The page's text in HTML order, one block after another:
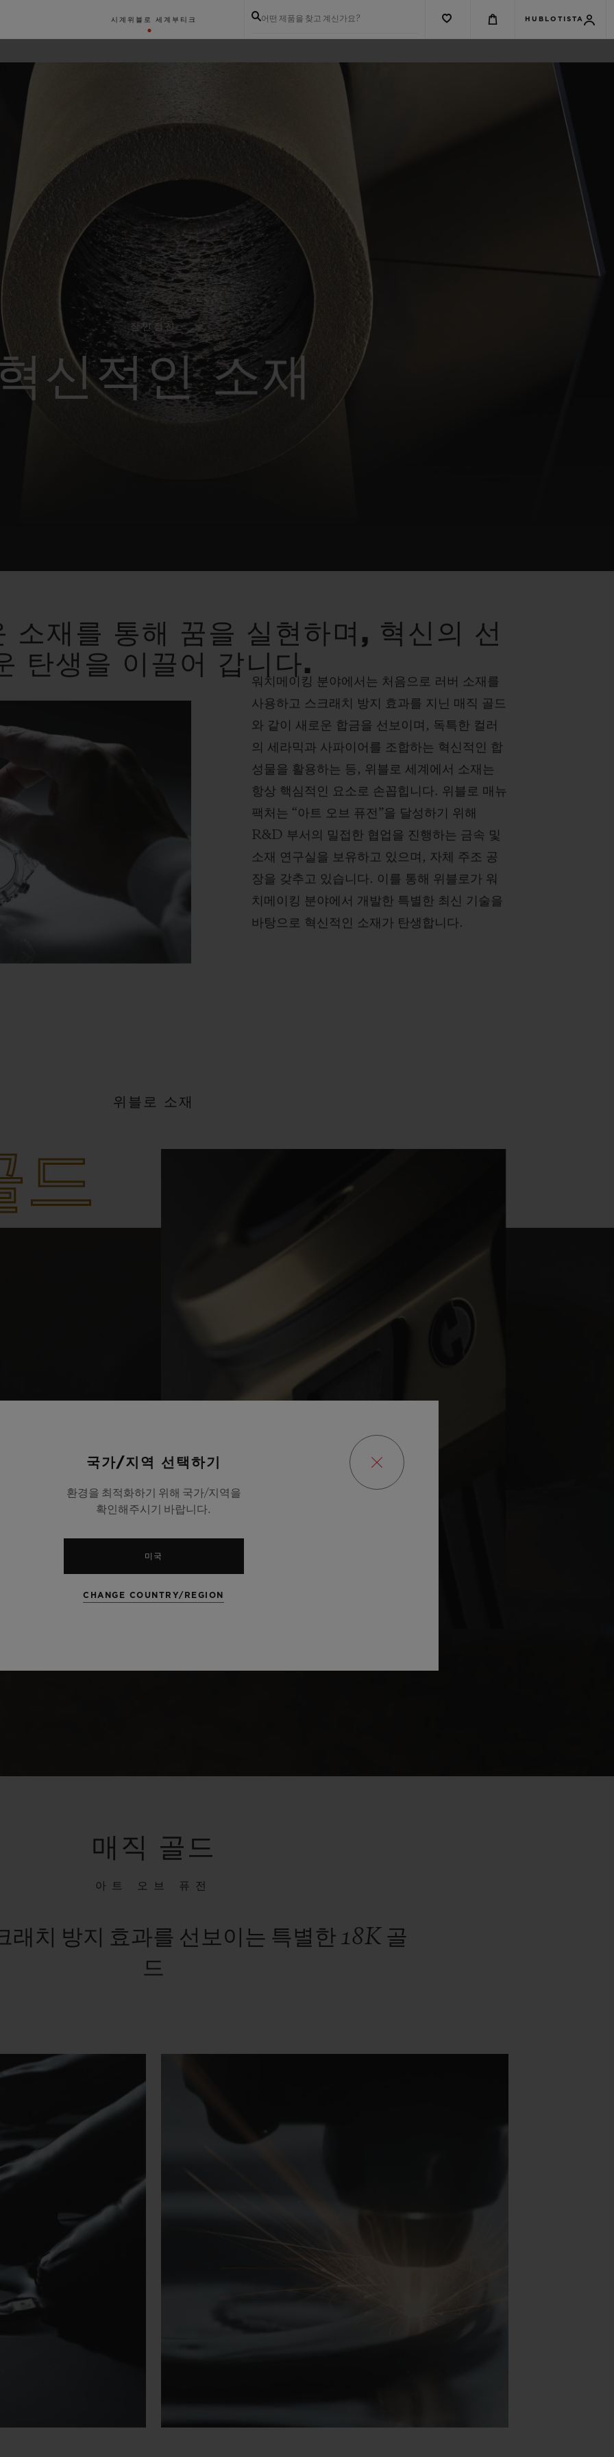
시계 위블로 세계 부티크 어떤 제품을 찾고 계신가요? HUBLOTISTA
장인정신
신적인 소재
소재를 통해 꿈을 실현하며, 혁신의 선
탄생을 이끌어 갑니다.
워치메이킹 분야에서는 처음으로 러버 소재를
사용하고 스크래치 방지 효과를 지닌 매직 골드
와 같이 새로운 합금을 선보이며, 독특한 컬러
의 세라믹과 사파이어를 조합하는 혁신적인 합
성물을 활용하는 등, 위블로 세계에서 소재는
항상 핵심적인 요소로 손꼽힙니다. 위블로 매뉴
팩처는 “아트 오브 퓨전”을 달성하기 위해
R&D 부서의 밀접한 협업을 진행하는 금속 및
소재 연구실을 보유하고 있으며, 자체 주조 공
장을 갖추고 있습니다. 이를 통해 위블로가 워
치메이킹 분야에서 개발한 특별한 최신 기술을
바탕으로 혁신적인 소재가 탄생합니다.
위블로 소재
드
매직 골드
아트 오브 퓨전
래치 방지 효과를 선보이는 특별한 18K 골
드
국가/지역 선택하기
환경을 최적화하기 위해 국가/지역을
확인해주시기 바랍니다.
미국
CHANGE COUNTRY/REGION
피치 세라믹
스피릿 오브 빅뱅
에센셜 토프
온라인 익스클루시브
리로디드 올 블랙